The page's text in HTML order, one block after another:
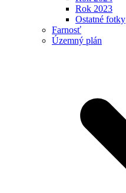
Rok 2023
Ostatné fotky
Farnosť
Územný plán